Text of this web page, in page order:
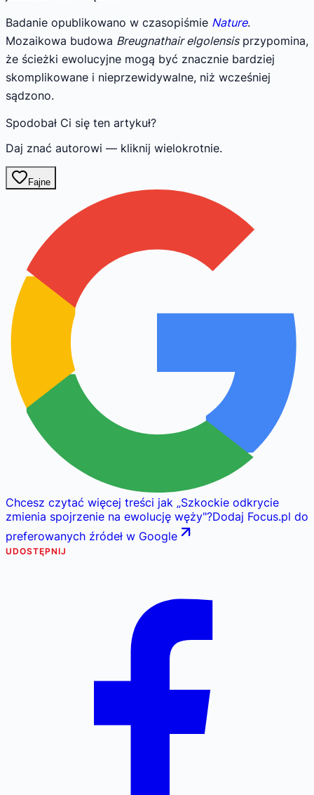
Badanie opublikowano w czasopiśmie Nature.
Mozaikowa budowa Breugnathair elgolensisprzypomina,
że ścieżki ewolucyjne mogą być znacznie bardziej
skomplikowane i nieprzewidywalne, niż wcześniej
sądzono.
Spodobał Ci się ten artykuł?
Daj znać autorowi — kliknij wielokrotnie.
Fajne
Chcesz czytać więcej treści jak „Szkockie odkrycie
zmienia spojrzenie na ewolucję węży"?Dodaj Focus.pl do
preferowanych źródeł w Google
UDOSTĘPNIJ